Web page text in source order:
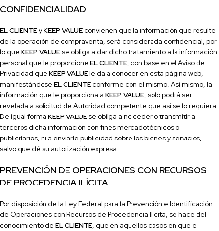
CONFIDENCIALIDAD
EL CLIENTEyKEEP VALUE convienen que la información que resulte
de la operación de compraventa, será considerada confidencial, por
lo que KEEP VALUE se obliga a dar dicho tratamiento a la información
personal que le proporcione EL CLIENTE, con base en el Aviso de
Privacidad que KEEP VALUEle da a conocer en esta página web,
manifestándose EL CLIENTE conforme con el mismo. Así mismo, la
información que le proporciona a KEEP VALUE, solo podrá ser
revelada a solicitud de Autoridad competente que así se lo requiera.
De igual forma KEEP VALUE se obliga a no ceder o transmitir a
terceros dicha información con fines mercadotécnicos o
publicitarios, ni a enviarle publicidad sobre los bienes y servicios,
salvo que dé su autorización expresa.
PREVENCIÓN DE OPERACIONES CON RECURSOS
DE PROCEDENCIA ILÍCITA
Por disposición de la Ley Federal para la Prevención e Identificación
de Operaciones con Recursos de Procedencia Ilícita, se hace del
conocimiento de EL CLIENTE, que en aquellos casos en que el